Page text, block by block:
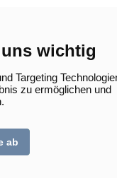
wichtig
Targeting
zu ermöglichen und
ab